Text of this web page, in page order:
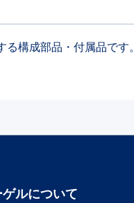
構成部品・付属品です。
ゲル​について